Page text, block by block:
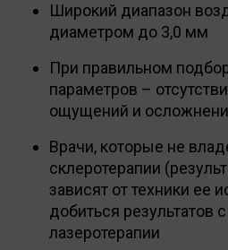
Широкий диапазон
диаметром до 3,0 мм
При правильном
параметров –
ощущений и
Врачи, которые не
склеротерапии
зависят от техники ее
добиться результатов
лазеротерапии